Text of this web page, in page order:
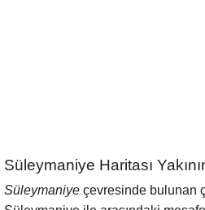
Süleymaniye Haritası
Süleymaniye çevresinde bulunan